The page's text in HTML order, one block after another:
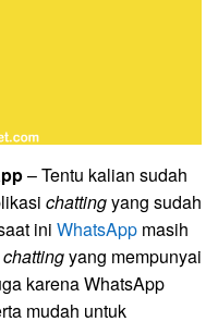
– Tentu kalian sudah
chattingyang sudah
ini WhatsApp masih
chattingyang mempunyai
karena WhatsApp
mudah untuk